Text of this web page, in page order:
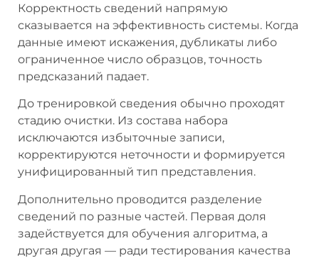
Корректность сведений напрямую
сказывается на эффективность системы. Когда
данные имеют искажения, дубликаты либо
ограниченное число образцов, точность
предсказаний падает.
До тренировкой сведения обычно проходят
стадию очистки. Из состава набора
исключаются избыточные записи,
корректируются неточности и формируется
унифицированный тип представления.
Дополнительно проводится разделение
сведений по разные частей. Первая доля
задействуется для обучения алгоритма, а
другая другая — ради тестирования качества